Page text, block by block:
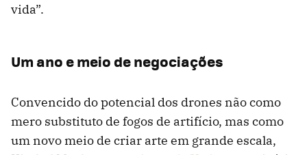
vida”.
Um ano e meio de negociações
Convencido do potencial dos drones não como
mero substituto de fogos de artifício, mas como
um novo meio de criar arte em grande escala,